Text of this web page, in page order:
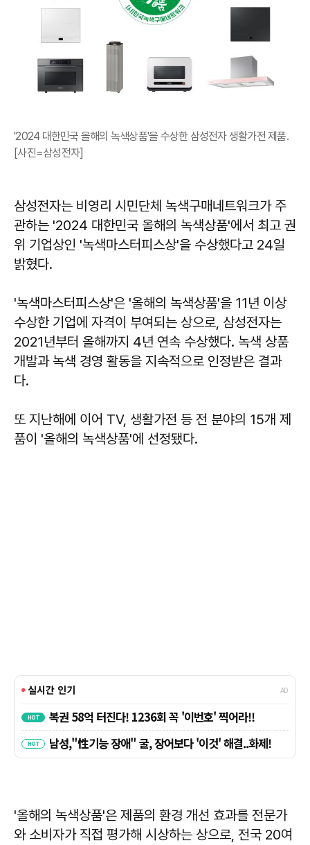
'2024 대한민국 올해의 녹색상품'을 수상한 삼성전자 생활가전 제품.
[사진=삼성전자]
삼성전자는 비영리 시민단체 녹색구매네트워크가 주
관하는 '2024 대한민국 올해의 녹색상품'에서 최고 권
위 기업상인 '녹색마스터피스상'을 수상했다고 24일
밝혔다.
'녹색마스터피스상'은 '올해의 녹색상품'을 11년 이상
수상한 기업에 자격이 부여되는 상으로, 삼성전자는
2021년부터 올해까지 4년 연속 수상했다. 녹색 상품
개발과 녹색 경영 활동을 지속적으로 인정받은 결과
다.
또 지난해에 이어 TV, 생활가전 등 전 분야의 15개 제
품이 '올해의 녹색상품'에 선정됐다.
'올해의 녹색상품'은 제품의 환경 개선 효과를 전문가
와 소비자가 직접 평가해 시상하는 상으로, 전국 20여